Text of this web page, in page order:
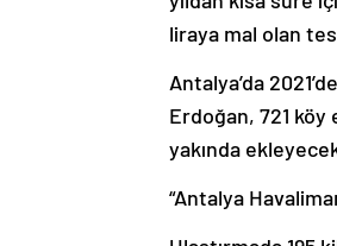
liraya mal olan
Erdoğan, 721
yakında